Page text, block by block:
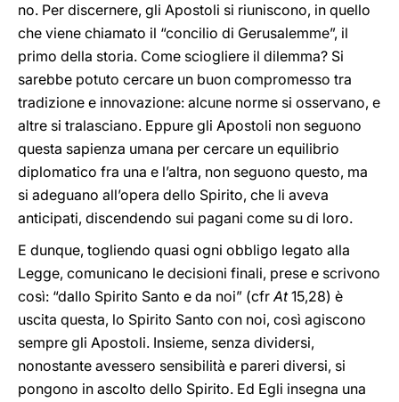
no. Per discernere, gli Apostoli si riuniscono, in quello
che viene chiamato il “concilio di Gerusalemme”, il
primo della storia. Come sciogliere il dilemma? Si
sarebbe potuto cercare un buon compromesso tra
tradizione e innovazione: alcune norme si osservano, e
altre si tralasciano. Eppure gli Apostoli non seguono
questa sapienza umana per cercare un equilibrio
diplomatico fra una e l’altra, non seguono questo, ma
si adeguano all’opera dello Spirito, che li aveva
anticipati, discendendo sui pagani come su di loro.
E dunque, togliendo quasi ogni obbligo legato alla
Legge, comunicano le decisioni finali, prese e scrivono
così: “dallo Spirito Santo e da noi” (cfrAt15,28) è
uscita questa, lo Spirito Santo con noi, così agiscono
sempre gli Apostoli. Insieme, senza dividersi,
nonostante avessero sensibilità e pareri diversi, si
pongono in ascolto dello Spirito. Ed Egli insegna una